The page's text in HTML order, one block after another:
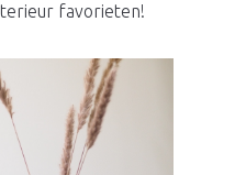
favorieten!